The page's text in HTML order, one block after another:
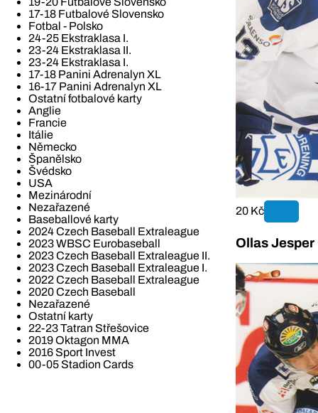
17-18 Futbalové Slovensko
Fotbal - Polsko
24-25 Ekstraklasa I.
23-24 Ekstraklasa II.
23-24 Ekstraklasa I.
17-18 Panini Adrenalyn XL
16-17 Panini Adrenalyn XL
Ostatní fotbalové karty
Anglie
Francie
Itálie
Německo
Španělsko
Švédsko
USA
Mezinárodní
Nezařazené
Baseballové karty
2024 Czech Baseball Extraleague
2023 WBSC Eurobaseball
2023 Czech Baseball Extraleague II.
2023 Czech Baseball Extraleague I.
2022 Czech Baseball Extraleague
2020 Czech Baseball
Nezařazené
Ostatní karty
22-23 Tatran Střešovice
2019 Oktagon MMA
2016 Sport Invest
00-05 Stadion Cards
20 Kč
Ollas Jesper